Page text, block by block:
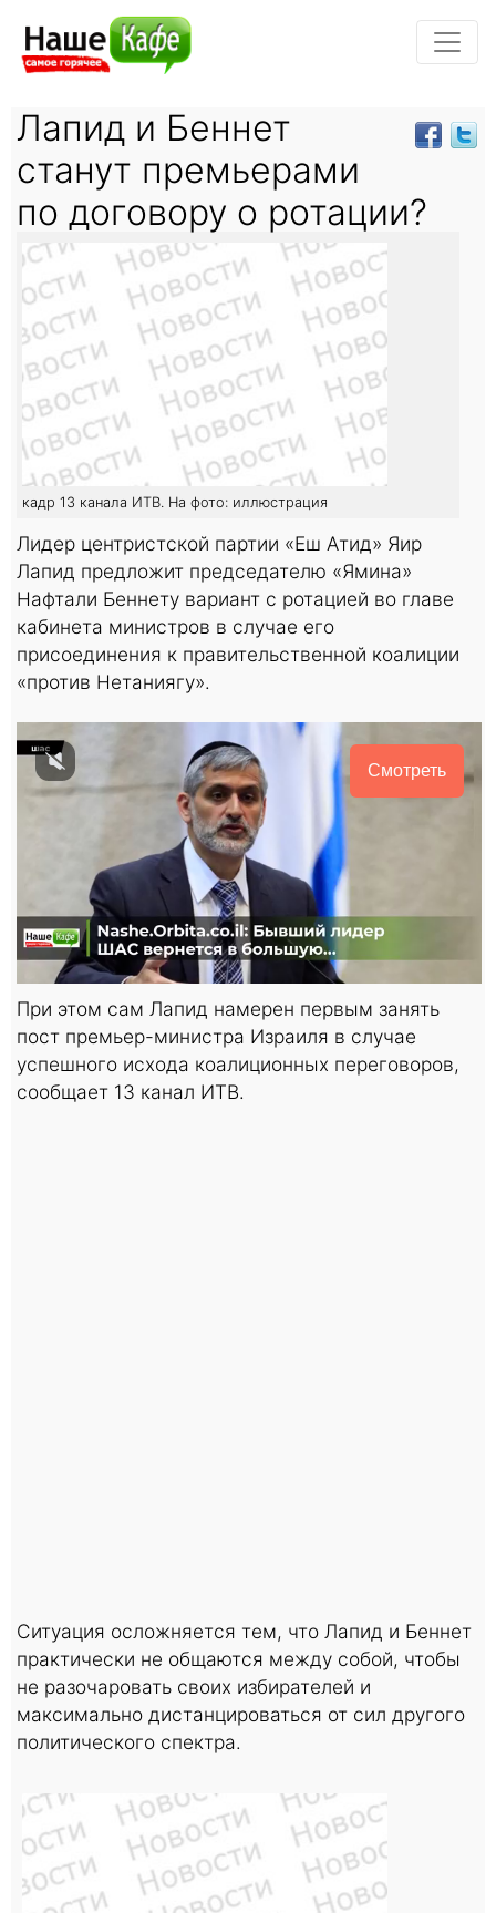
Лапид и Беннет
станут премьерами
по договору о ротации?
кадр 13 канала ИТВ. На фото: иллюстрация
Лидер центристской партии «Еш Атид» Яир
Лапид предложит председателю «Ямина»
Нафтали Беннету вариант с ротацией во главе
кабинета министров в случае его
присоединения к правительственной коалиции
«против Нетаниягу».
Смотреть
При этом сам Лапид намерен первым занять
пост премьер-министра Израиля в случае
успешного исхода коалиционных переговоров,
сообщает 13 канал ИТВ.
Ситуация осложняется тем, что Лапид и Беннет
практически не общаются между собой, чтобы
не разочаровать своих избирателей и
максимально дистанцироваться от сил другого
политического спектра.